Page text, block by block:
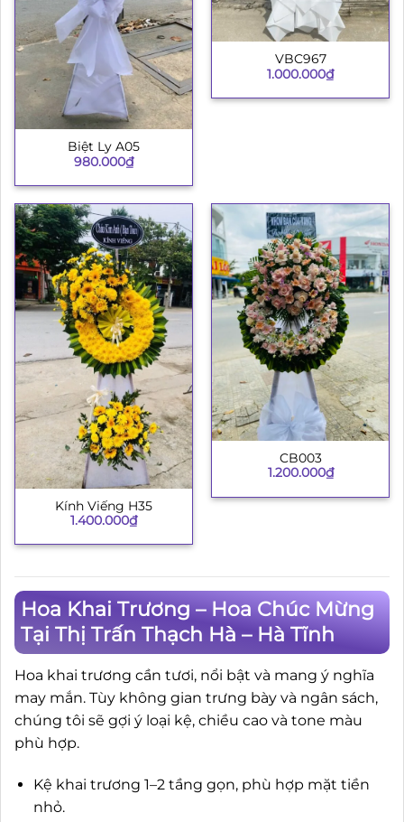
Biệt Ly A05
980.000₫
VBC967
1.000.000₫
Kính Viếng H35
1.400.000₫
CB003
1.200.000₫
Hoa Khai Trương – Hoa Chúc Mừng
Tại Thị Trấn Thạch Hà – Hà Tĩnh
Hoa khai trương cần tươi, nổi bật và mang ý nghĩa
may mắn. Tùy không gian trưng bày và ngân sách,
chúng tôi sẽ gợi ý loại kệ, chiều cao và tone màu
phù hợp.
Kệ khai trương 1–2 tầng gọn, phù hợp mặt tiền
nhỏ.